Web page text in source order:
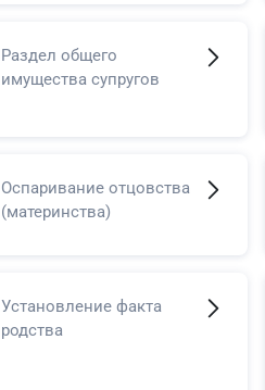
Раздел общего
имущества супругов
Оспаривание отцовства
(материнства)
Установление факта
родства